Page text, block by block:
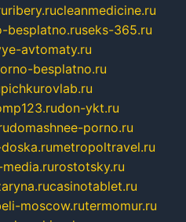
ribery.rucleanmedicine.ru
besplatno.ruseks-365.ru
avtomaty.ru
besplatno.ru
pichkurovlab.ru
don-ykt.ru
domashnee-porno.ru
metropoltravel.ru
rostotsky.ru
casinotablet.ru
moscow.rutermomur.ru